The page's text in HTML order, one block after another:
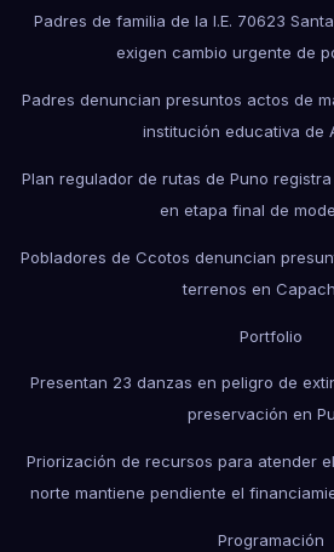
Padres de familia de la I.E. 70623
exigen cambio urgente de
Padres denuncian presuntos actos de
institución educativa de
Plan regulador de rutas de Puno
en etapa final de
Pobladores de Ccotos denuncian
terrenos en
Portfolio
Presentan 23 danzas en peligro de
preservación en
Priorización de recursos para atender
norte mantiene pendiente el
Programación